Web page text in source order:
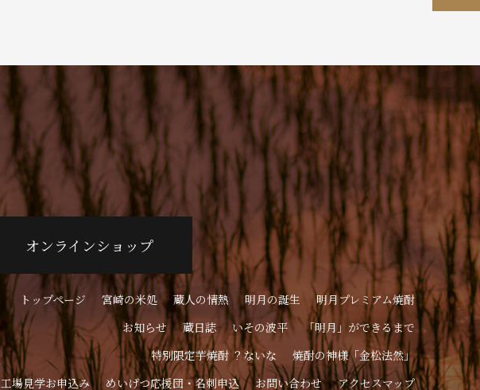
オンラインショップ
トップページ 宮崎の米処 蔵人の情熱 明月の誕生
明月プレミアム焼酎
お知らせ
蔵日誌 いその波平
「明月」ができるまで
特別限定芋焼酎 ？ないな
焼酎の神様「金松法然」
工場見学お申込み
めいげつ応援団・名刺申込 お問い合わせ アクセスマップ